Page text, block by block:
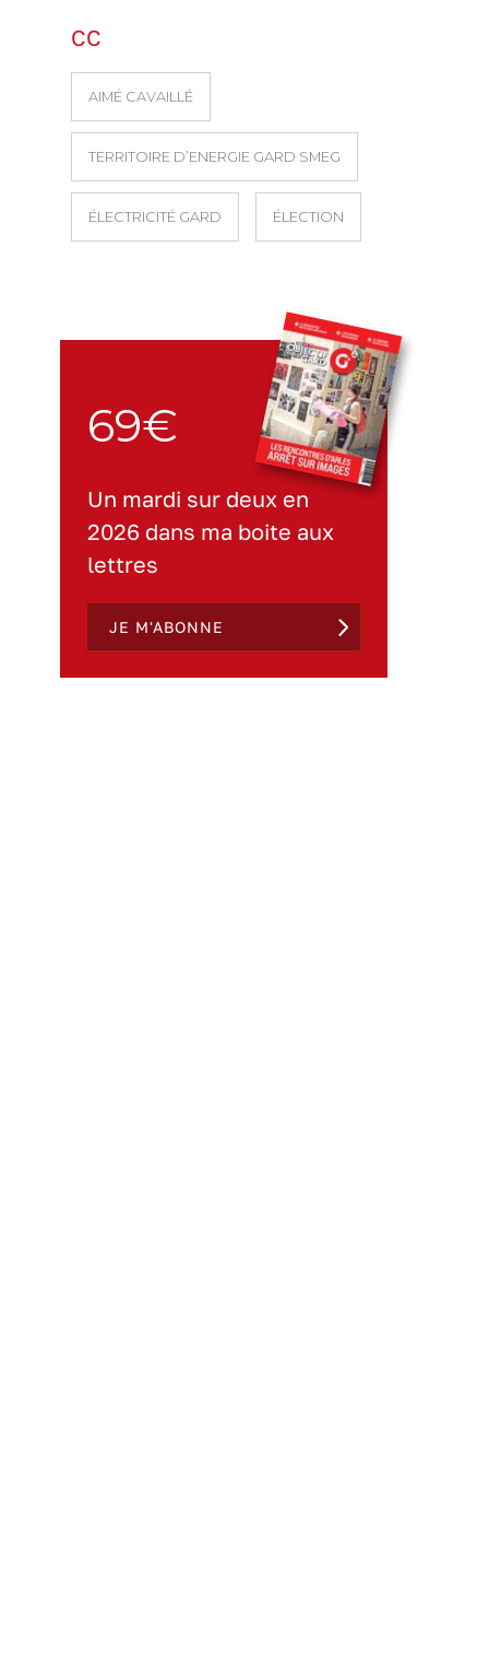
CC
AIMÉ CAVAILLÉ
TERRITOIRE D’ENERGIE GARD SMEG
ÉLECTRICITÉ GARD ÉLECTION
69€
Un mardi sur deux en
2026 dans ma boite aux
lettres
JE M'ABONNE